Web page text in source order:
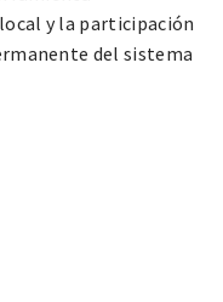
y la participación
del sistema